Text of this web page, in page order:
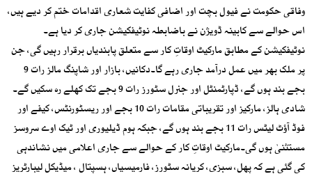
وفاقی حکومت نے فیول بچت اور اضافی کفایت شعاری اقدامات ختم کر دیے ہیں،
اس حوالے سے کابینہ ڈویژن نے باضابطہ نوٹیفکیشن جاری کر دیا ہے۔
نوٹیفکیشن کے مطابق مارکیٹ اوقاتِ کار سے متعلق پابندیاں برقرار رہیں گی، جن
پر ملک بھر میں عمل درآمد جاری رہے گا۔دکانیں، بازار اور شاپنگ مالز رات 9
بجے بند ہوں گے، ڈپارٹمنٹل اور جنرل سٹورز رات 9 بجے تک کھلے رہ سکیں گے۔
شادی ہالز، مارکیز اور تقریباتی مقامات رات 10 بجے اور ریسٹورنٹس، کیفے اور
فوڈ آؤٹ لیٹس رات 11 بجے بند ہوں گے، جبکہ ہوم ڈیلیوری اور ٹیک اوے سروسز
مستثنیٰ ہوں گی۔مارکیٹ اوقاتِ کار کے حوالے سے جاری اعلامی میں نشاندہی
کی گئی ہے کہ پھل، سبزی، کریانہ سٹورز، فارمیسیاں، ہسپتال ، میڈیکل لیبارٹریز